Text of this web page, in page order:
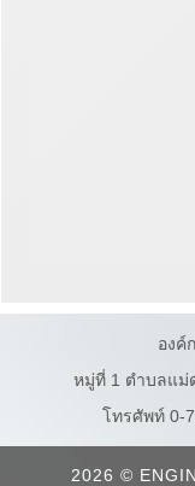
องค์
หมู่ที่ 1 ตำบลแม่
โทรศัพท์ 0-
2026 ©